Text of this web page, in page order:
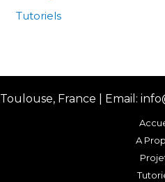
Tutoriels
Toulouse, France | Email:
A